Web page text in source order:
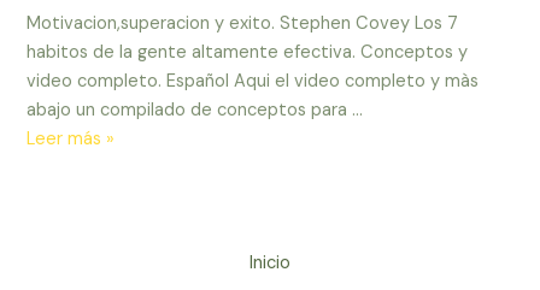
Motivacion,superacion y exito. Stephen Covey Los 7
habitos de la gente altamente efectiva. Conceptos y
video completo. Español Aqui el video completo y màs
abajo un compilado de conceptos para …
Motivacion,superacion
Leer más »
Inicio